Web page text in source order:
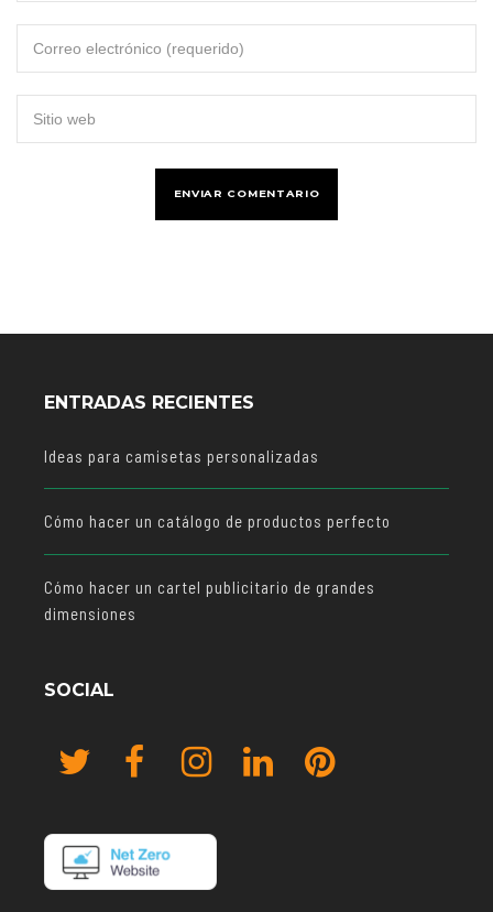
ENTRADAS RECIENTES
Ideas para camisetas personalizadas
Cómo hacer un catálogo de productos perfecto
Cómo hacer un cartel publicitario de grandes
dimensiones
SOCIAL